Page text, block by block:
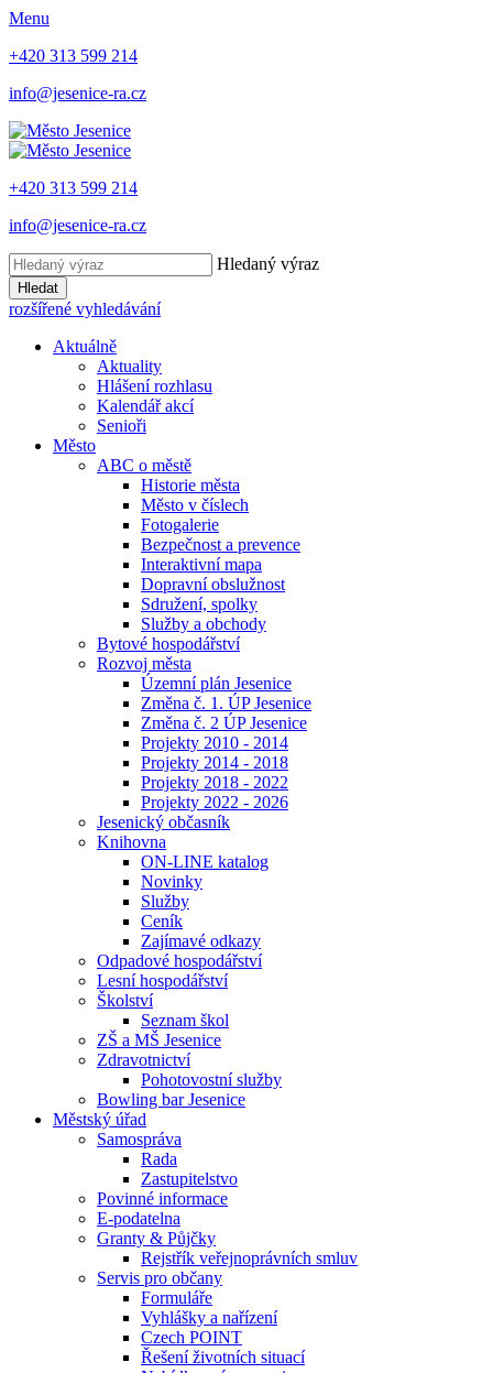
Menu
+420 313 599 214
info@jesenice-ra.cz
+420 313 599 214
info@jesenice-ra.cz
Hledaný výraz
Hledat
rozšířené vyhledávání
Aktuálně
Aktuality
Hlášení rozhlasu
Kalendář akcí
Senioři
Město
ABC o městě
Historie města
Město v číslech
Fotogalerie
Bezpečnost a prevence
Interaktivní mapa
Dopravní obslužnost
Sdružení, spolky
Služby a obchody
Bytové hospodářství
Rozvoj města
Územní plán Jesenice
Změna č. 1. ÚP Jesenice
Změna č. 2 ÚP Jesenice
Projekty 2010 - 2014
Projekty 2014 - 2018
Projekty 2018 - 2022
Projekty 2022 - 2026
Jesenický občasník
Knihovna
ON-LINE katalog
Novinky
Služby
Ceník
Zajímavé odkazy
Odpadové hospodářství
Lesní hospodářství
Školství
Seznam škol
ZŠ a MŠ Jesenice
Zdravotnictví
Pohotovostní služby
Bowling bar Jesenice
Městský úřad
Samospráva
Rada
Zastupitelstvo
Povinné informace
E-podatelna
Granty & Půjčky
Rejstřík veřejnoprávních smluv
Servis pro občany
Formuláře
Vyhlášky a nařízení
Czech POINT
Řešení životních situací